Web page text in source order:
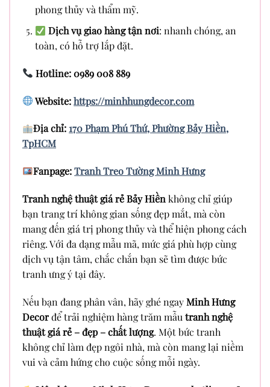
phong thủy và thẩm mỹ.
Dịch vụ giao hàng tận nơi: nhanh chóng, an
toàn, có hỗ trợ lắp đặt.
Hotline: 0989 008 889
Website:https://minhhungdecor.com
Địa chỉ:170 Phạm Phú Thứ, Phường Bảy Hiền,
TpHCM
Fanpage: Tranh Treo Tường Minh Hưng
Tranh nghệ thuật giá rẻ Bảy Hiền không chỉ giúp
bạn trang trí không gian sống đẹp mắt, mà còn
mang đến giá trị phong thủy và thể hiện phong cách
riêng. Với đa dạng mẫu mã, mức giá phù hợp cùng
dịch vụ tận tâm, chắc chắn bạn sẽ tìm được bức
tranh ưng ý tại đây.
Nếu bạn đang phân vân, hãy ghé ngayMinh Hưng
Decorđể trải nghiệm hàng trăm mẫu tranh nghệ
thuật giá rẻ – đẹp – chất lượng. Một bức tranh
không chỉ làm đẹp ngôi nhà, mà còn mang lại niềm
vui và cảm hứng cho cuộc sống mỗi ngày.